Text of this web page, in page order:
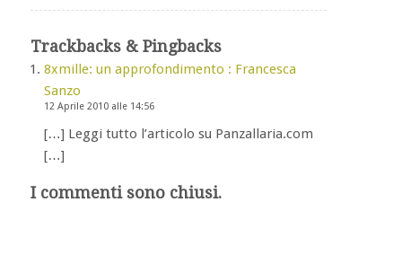
Trackbacks & Pingbacks
8xmille: un approfondimento : Francesca
Sanzo
12 Aprile 2010 alle 14:56
[…] Leggi tutto l’articolo su Panzallaria.com
[…]
I commenti sono chiusi.